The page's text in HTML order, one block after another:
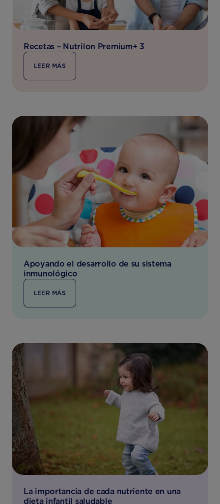
Recetas – Nutrilon Premium+ 3
LEER MÁS
Apoyando el desarrollo de su sistema
inmunológico
LEER MÁS
La importancia de cada nutriente en una
dieta infantil saludable